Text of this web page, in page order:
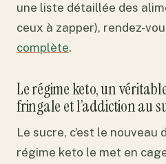
une liste détaillée des
ceux à zapper), rendez-
complète.
Le régime keto, un
fringale et l’addiction au
Le sucre, c’est le nouveau
régime keto le met en